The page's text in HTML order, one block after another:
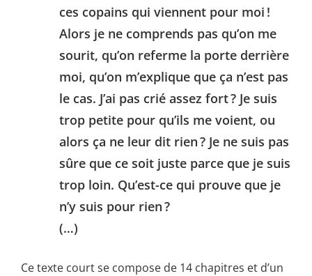
ces copains qui viennent pour moi !
Alors je ne comprends pas qu’on me
sourit, qu’on referme la porte derrière
moi, qu’on m’explique que ça n’est pas
le cas. J’ai pas crié assez fort ? Je suis
trop petite pour qu’ils me voient, ou
alors ça ne leur dit rien ? Je ne suis pas
sûre que ce soit juste parce que je suis
trop loin. Qu’est-ce qui prouve que je
n’y suis pour rien ?
(…)
Ce texte court se compose de 14 chapitres et d’un